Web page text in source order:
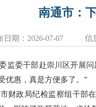
南通市：
日期：2026-07-07 信
监委干部赴崇川区开展
优惠，真是方便多了。”
财政局纪检监察组干部